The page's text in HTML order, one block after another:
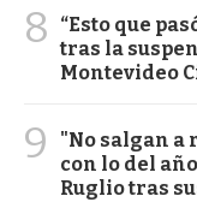
8
“Esto que
tras la
Montevideo
9
"No salgan a
con lo del
Ruglio tras